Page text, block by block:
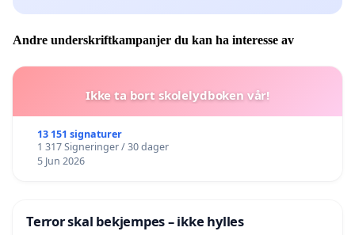
Andre underskriftkampanjer du kan ha interesse av
Ikke ta bort skolelydboken vår!
13 151 signaturer
1 317 Signeringer / 30 dager
5 Jun 2026
Terror skal bekjempes – ikke hylles